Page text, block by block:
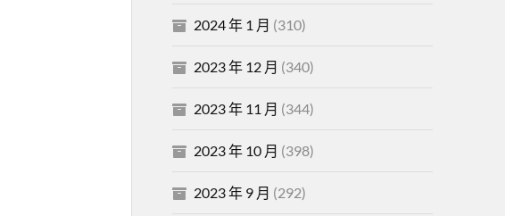
2024 年 1 月 (310)
2023 年 12 月 (340)
2023 年 11 月 (344)
2023 年 10 月 (398)
2023 年 9 月 (292)